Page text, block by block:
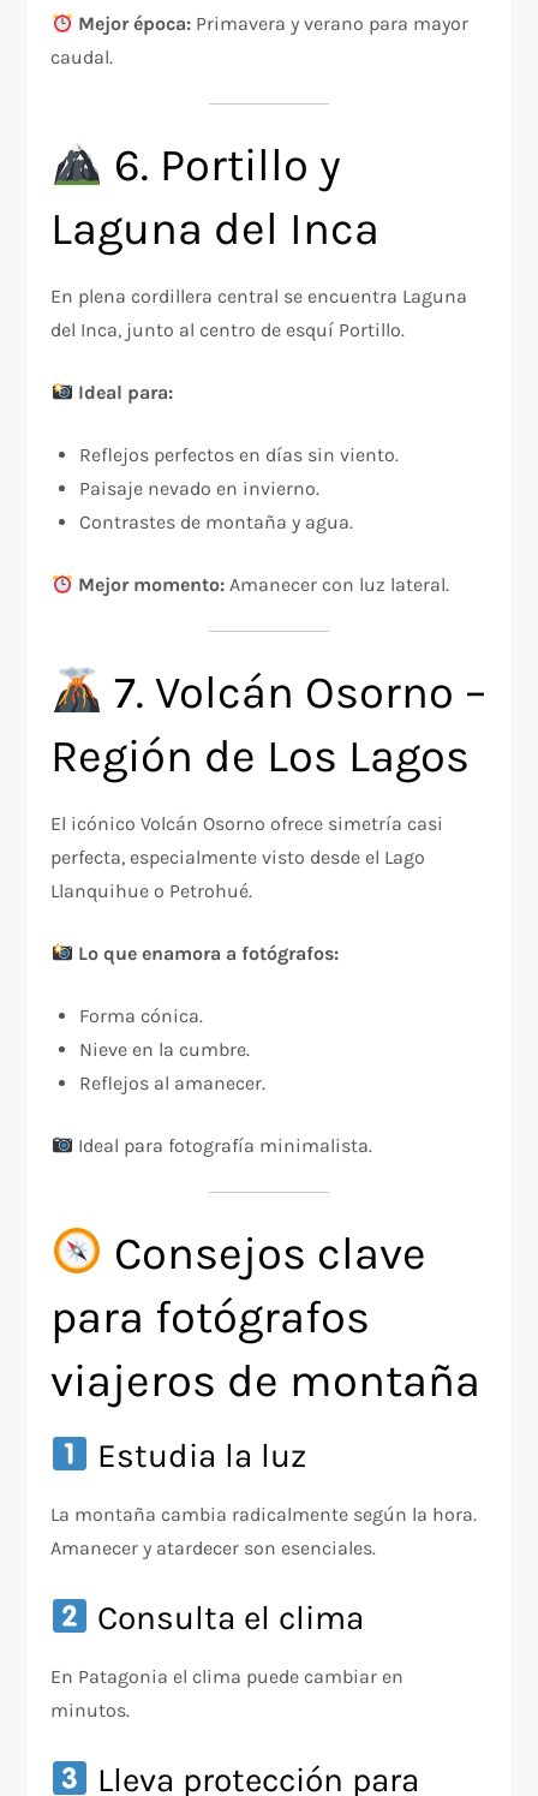
Mejor época:Primavera y verano para mayor
caudal.
6. Portillo y
Laguna del Inca
En plena cordillera central se encuentra Laguna
del Inca, junto al centro de esquí Portillo.
Ideal para:
Reflejos perfectos en días sin viento.
Paisaje nevado en invierno.
Contrastes de montaña y agua.
Mejor momento:Amanecer con luz lateral.
7. Volcán Osorno –
Región de Los Lagos
El icónico Volcán Osorno ofrece simetría casi
perfecta, especialmente visto desde el Lago
Llanquihue o Petrohué.
Lo que enamora a fotógrafos:
Forma cónica.
Nieve en la cumbre.
Reflejos al amanecer.
Ideal para fotografía minimalista.
Consejos clave
para fotógrafos
viajeros de montaña
Estudia la luz
La montaña cambia radicalmente según la hora.
Amanecer y atardecer son esenciales.
Consulta el clima
En Patagonia el clima puede cambiar en
minutos.
Lleva protección para